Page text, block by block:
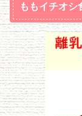
ももイチオ